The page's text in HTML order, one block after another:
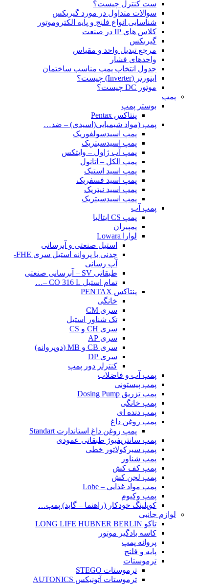
ست کنترل چیست؟
سوالات متداول در مورد گیربکس
شناسایی انواع فلنج و پایه الکتروموتور
کلاس های IP در صنعت
گیربکس
مرجع تبدیل واحد و مقیاس
واحدهای فشار
جدول انتخاب پمپ مناسب ساختمان
اینورتر (Inverter) چیست؟
موتور DC چیست؟
پمپ
بوستر پمپ
پنتاکس Pentax
پمپ (مواد شیمیایی(اسیدی) – ضد…
پمپ اسیدسولفوریک
پمپ اسیدسیتریک
پمپ آب ژاول – وایتکس
پمپ الکل – اتانول
پمپ اسید استیک
پمپ اسید فسفریک
پمپ اسید نیتریک
پمپ اسیدسیتریک
پمپ آب
پمپ CS ایتالیا
پمپیران
لوارا Lowara
استیل صنعتی و آبرسانی
چدنی با پروانه استیل سری FHE-
آب رسانی
طبقاتی SV – آبرسانی صنعتی
تمام استیل CO 316 L –…
پنتاکس PENTAX
خانگی
سری CM
تک شناور استیل
سری CH و CS
سری AP
سری CB و MB (دوپروانه)
سری DP
کنترلر دور پمپ
پمپ آب و فاضلاب
پمپ پیستونی
پمپ تزریق Dosing Pump
پمپ خانگی
پمپ دنده ای
پمپ روغن داغ
پمپ روغن داغ استاندارت Standart
پمپ سانتریفیوژ طبقاتی عمودی
پمپ سیرکولاتور خطی
پمپ شناور
پمپ کف کش
پمپ لجن کش
پمپ مواد غذایی – Lobe
پمپ وکیوم
کوپلینگ خودکار (راهنما – گاید) پمپ…
لوازم جانبی
تاکو LONG LIFE HUBNER BERLIN
کاسه بادگیر موتور
پروانه پمپ
پایه و فلنج
ترموستات
ترموستات STEGO
ترموستات آتونیکس AUTONICS